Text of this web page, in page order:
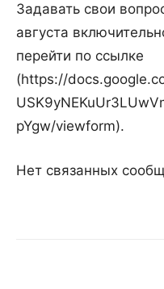
Задавать свои
августа
перейти по ссылке
(https://
pYgw/viewform).
Нет связанных